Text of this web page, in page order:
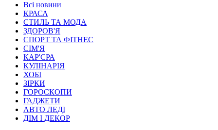
Всі новини
КРАСА
СТИЛЬ ТА МОДА
ЗДОРОВ'Я
СПОРТ ТА ФІТНЕС
СІМ'Я
КАР'ЄРА
КУЛІНАРІЯ
ХОБІ
ЗІРКИ
ГОРОСКОПИ
ГАДЖЕТИ
АВТО ЛЕДІ
ДІМ І ДЕКОР